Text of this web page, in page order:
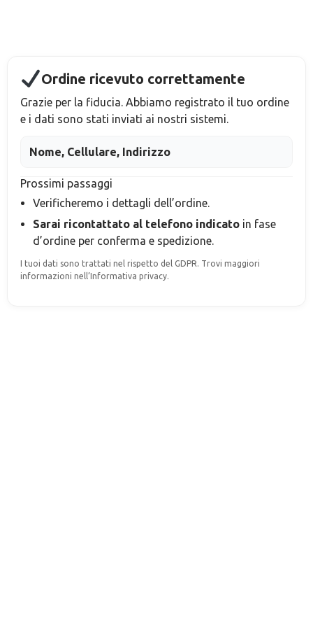
Ordine ricevuto correttamente
Grazie per la fiducia. Abbiamo registrato il tuo ordine
e i dati sono stati inviati ai nostri sistemi.
Nome, Cellulare, Indirizzo
Prossimi passaggi
Verificheremo i dettagli dell’ordine.
Sarai ricontattato al telefono indicato in fase
d’ordine per conferma e spedizione.
I tuoi dati sono trattati nel rispetto del GDPR. Trovi maggiori
informazioni nell’Informativa privacy.